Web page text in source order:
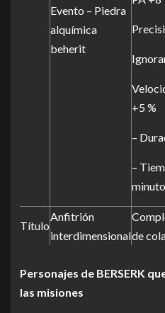
Evento – Piedra
alquímica
beherit
+5 %
–
–
Título
Anfitrión
interdimensionalde
Personajes de BERSERK
las misiones